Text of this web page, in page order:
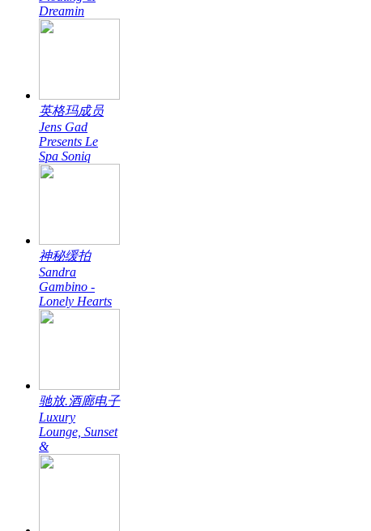
Dreamin
英格玛成员
Jens Gad
Presents Le
Spa Soniq
神秘缓拍
Sandra
Gambino -
Lonely Hearts
驰放.酒廊电子
Luxury
Lounge, Sunset
&